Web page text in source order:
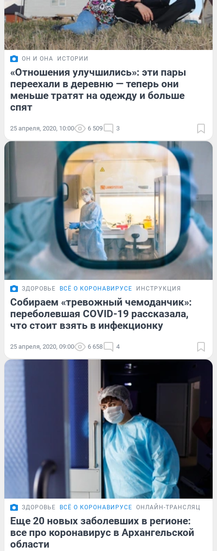
ОН И ОНА ИСТОРИИ
«Отношения улучшились»: эти пары
переехали в деревню — теперь они
меньше тратят на одежду и больше
спят
25 апреля, 2020, 10:00 6 509 3
ЗДОРОВЬЕ ВСЁ О КОРОНАВИРУСЕ ИНСТРУКЦИЯ
Собираем «тревожный чемоданчик»:
переболевшая COVID-19 рассказала,
что стоит взять в инфекционку
25 апреля, 2020, 09:00 6 658 4
ЗДОРОВЬЕ ВСЁ О КОРОНАВИРУСЕ ОНЛАЙН-ТРАНСЛЯЦИЯ
Еще 20 новых заболевших в регионе:
все про коронавирус в Архангельской
области